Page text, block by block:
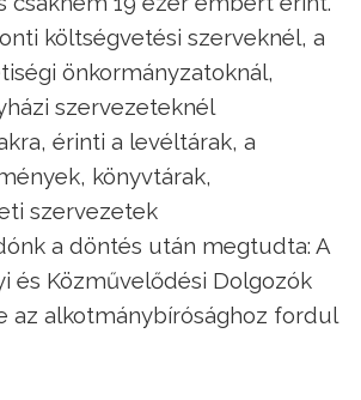
költségvetési szerveknél, a
önkormányzatoknál,
szervezeteknél
érinti a levéltárak, a
könyvtárak,
szervezetek
a döntés után megtudta: A
és Közművelődési Dolgozók
az alkotmánybírósághoz fordul